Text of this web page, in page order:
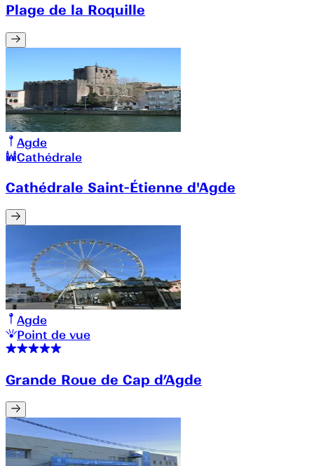
Plage de la Roquille
Agde
Cathédrale
Cathédrale Saint-Étienne d'Agde
Agde
Point de vue
Grande Roue de Cap d’Agde